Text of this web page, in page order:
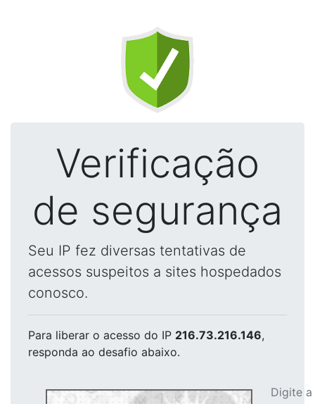
Verificação
de segurança
Seu IP fez diversas tentativas de
acessos suspeitos a sites hospedados
conosco.
Para liberar o acesso do IP 216.73.216.146,
responda ao desafio abaixo.
Digite